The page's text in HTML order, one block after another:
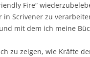
Fire“
in Scrivener zu
mit dem ich meine
zu zeigen, wie Kräfte